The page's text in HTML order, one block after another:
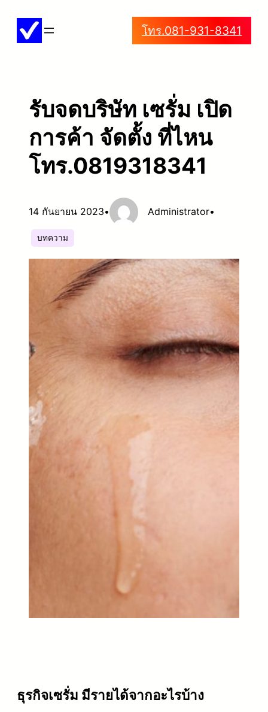
โทร.081-931-8341
รับจดบริษัท เซรั่ม เปิด
การค้า จัดตั้ง ที่ไหน
โทร.0819318341
14 กันยายน 2023• Administrator•
บทความ
ธุรกิจเซรั่ม มีรายได้จากอะไรบ้าง